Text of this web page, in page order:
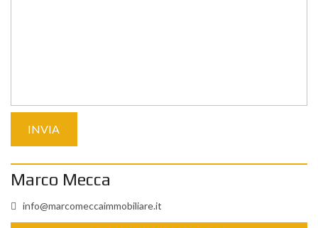
Marco Mecca
info@marcomeccaimmobiliare.it